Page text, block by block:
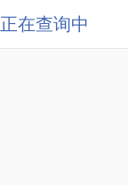
正在查询中